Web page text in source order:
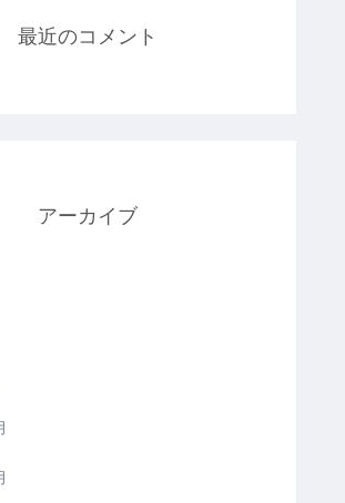
最近のコメント
アーカイブ